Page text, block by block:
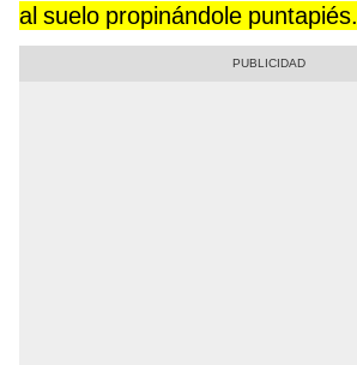
al suelo propinándole puntapiés.